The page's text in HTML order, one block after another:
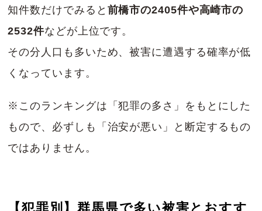
知件数だけでみると 前橋市の2405件や高崎市の
2532件などが上位です。
その分人口も多いため、被害に遭遇する確率が低
くなっています。
※このランキングは「犯罪の多さ」をもとにした
もので、必ずしも「治安が悪い」と断定するもの
ではありません。
【犯罪別】群馬県で多い被害とおすす